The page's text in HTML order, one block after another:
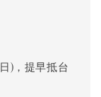
)，提早抵台